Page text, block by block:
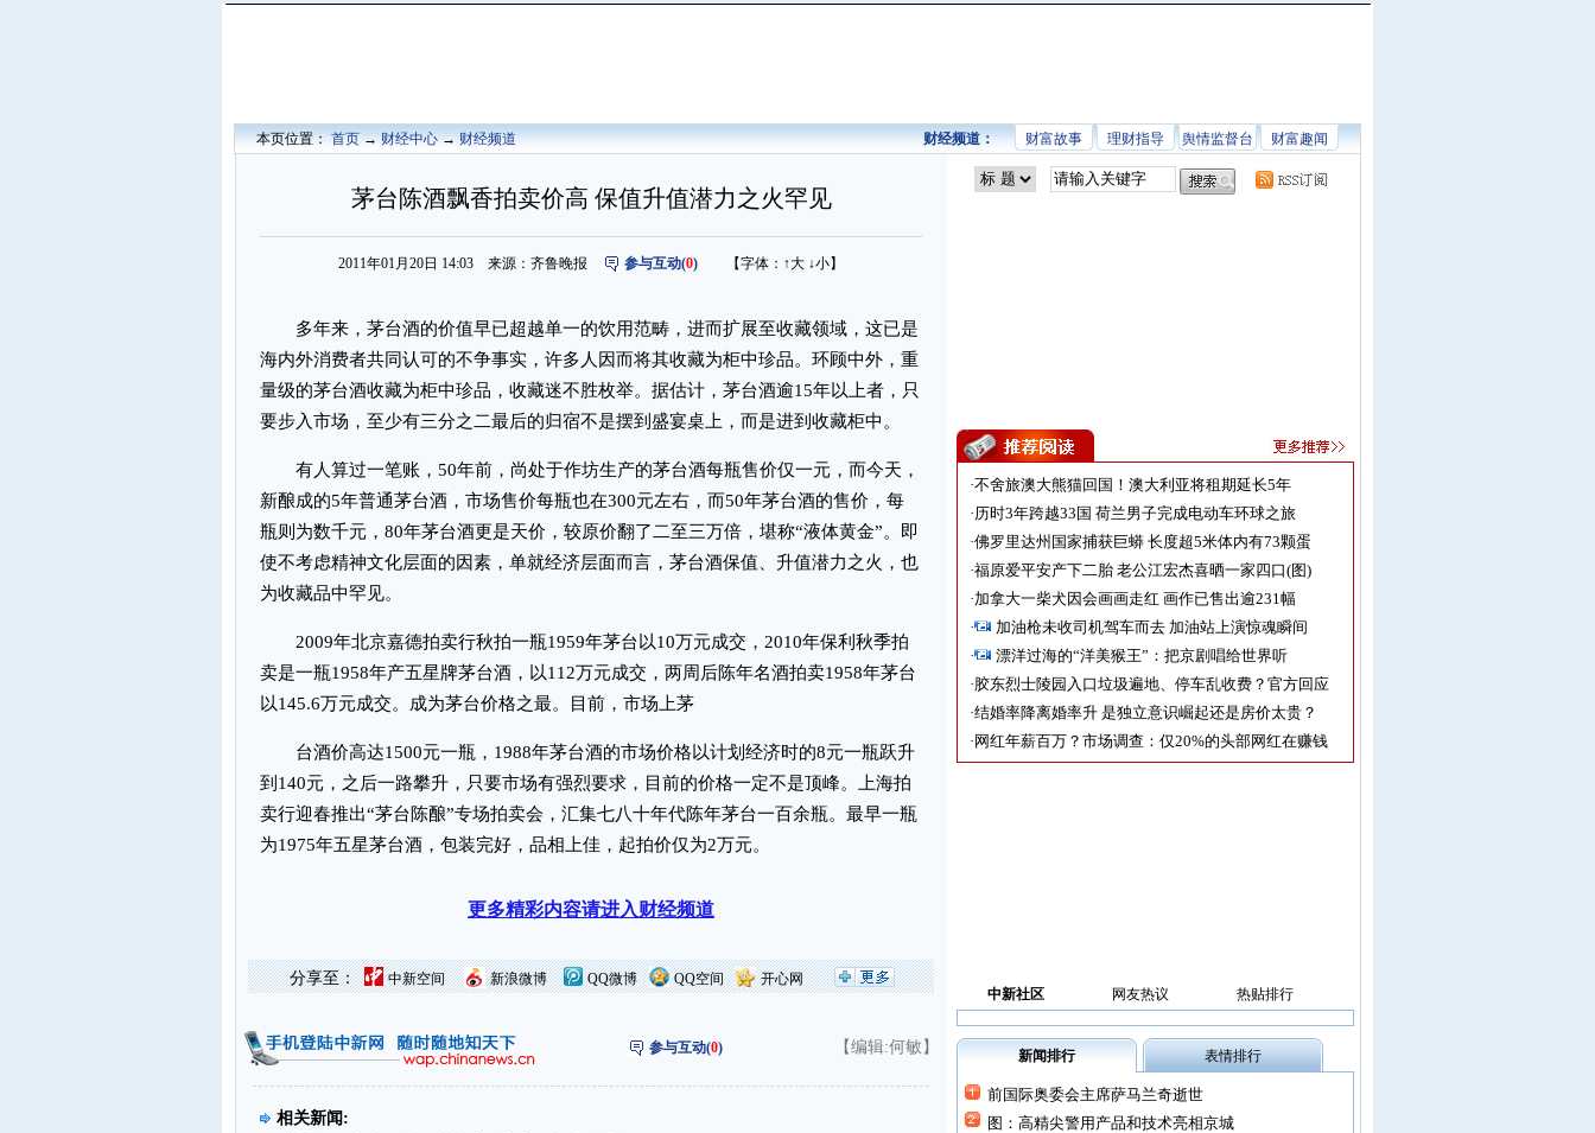
本页位置：首页→财经中心→财经频道 财富趣闻
舆情监督台
理财指导
财富故事
财经频道：
茅台陈酒飘香拍卖价高 保值升值潜力之火罕见
2011年01月20日 14:03 来源：齐鲁晚报 参与互动(0) 【字体： ↑大 ↓小】
多年来，茅台酒的价值早已超越单一的饮用范畴，进而扩展至收藏领域，这已是
海内外消费者共同认可的不争事实，许多人因而将其收藏为柜中珍品。环顾中外，重
量级的茅台酒收藏为柜中珍品，收藏迷不胜枚举。据估计，茅台酒逾15年以上者，只
要步入市场，至少有三分之二最后的归宿不是摆到盛宴桌上，而是进到收藏柜中。
有人算过一笔账，50年前，尚处于作坊生产的茅台酒每瓶售价仅一元，而今天，
新酿成的5年普通茅台酒，市场售价每瓶也在300元左右，而50年茅台酒的售价，每
瓶则为数千元，80年茅台酒更是天价，较原价翻了二至三万倍，堪称“液体黄金”。即
使不考虑精神文化层面的因素，单就经济层面而言，茅台酒保值、升值潜力之火，也
为收藏品中罕见。
2009年北京嘉德拍卖行秋拍一瓶1959年茅台以10万元成交，2010年保利秋季拍
卖是一瓶1958年产五星牌茅台酒，以112万元成交，两周后陈年名酒拍卖1958年茅台
以145.6万元成交。成为茅台价格之最。目前，市场上茅
台酒价高达1500元一瓶，1988年茅台酒的市场价格以计划经济时的8元一瓶跃升
到140元，之后一路攀升，只要市场有强烈要求，目前的价格一定不是顶峰。上海拍
卖行迎春推出“茅台陈酿”专场拍卖会，汇集七八十年代陈年茅台一百余瓶。最早一瓶
为1975年五星茅台酒，包装完好，品相上佳，起拍价仅为2万元。
更多精彩内容请进入财经频道
开心网
QQ空间
QQ微博
新浪微博
中新空间
分享至：
参与互动(0) 【编辑:何敏】
相关新闻:
·不舍旅澳大熊猫回国！澳大利亚将租期延长5年
·历时3年跨越33国 荷兰男子完成电动车环球之旅
·佛罗里达州国家捕获巨蟒 长度超5米体内有73颗蛋
·福原爱平安产下二胎 老公江宏杰喜晒一家四口(图)
·加拿大一柴犬因会画画走红 画作已售出逾231幅
·
加油枪未收司机驾车而去 加油站上演惊魂瞬间
·
漂洋过海的“洋美猴王”：把京剧唱给世界听
·胶东烈士陵园入口垃圾遍地、停车乱收费？官方回应
·结婚率降离婚率升 是独立意识崛起还是房价太贵？
· 网红年薪百万？市场调查：仅20%的头部网红在赚钱
中新社区 网友热议 热贴排行
新闻排行 表情排行
前国际奥委会主席萨马兰奇逝世
图：高精尖警用产品和技术亮相京城